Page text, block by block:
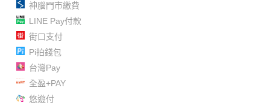
神腦門市繳費
LINE Pay付款
街口支付
Pi拍錢包
台灣Pay
全盈+PAY
悠遊付